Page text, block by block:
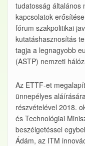
tudatosság általános
kapcsolatok
fórum szakpolitikai
kutatáshasznosítás
tagja a legnagyobb
(ASTP) nemzeti
Az ETTF-et
ünnepélyes
részvételével 2018.
és Technológiai
beszélgetéssel
Ádám, az ITM